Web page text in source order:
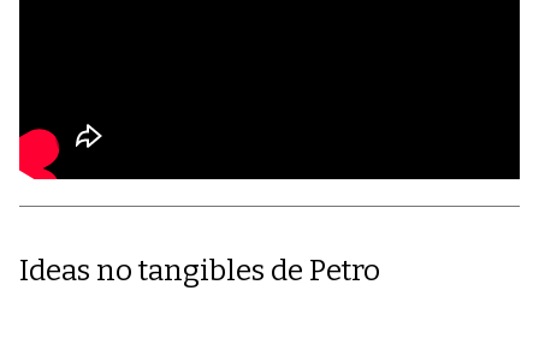
Ideas no tangibles de Petro